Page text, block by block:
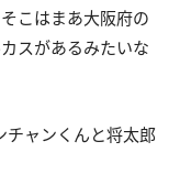
こはまあ大阪府の
スがあるみたいな
チャンくんと将太郎